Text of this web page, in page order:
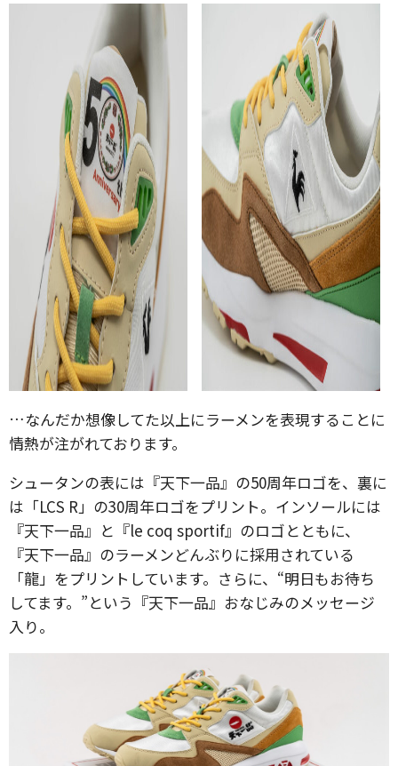
…なんだか想像してた以上にラーメンを表現することに
情熱が注がれております。
シュータンの表には『天下一品』の50周年ロゴを、裏に
は「LCS R」の30周年ロゴをプリント。インソールには
『天下一品』と『le coq sportif』のロゴとともに、
『天下一品』のラーメンどんぶりに採用されている
「龍」をプリントしています。さらに、“明日もお待ち
してます。”という『天下一品』おなじみのメッセージ
入り。